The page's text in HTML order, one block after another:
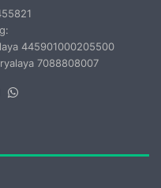
445901000205500
7088808007
Instagram